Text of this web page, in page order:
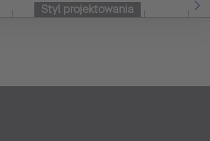
Styl projektowania